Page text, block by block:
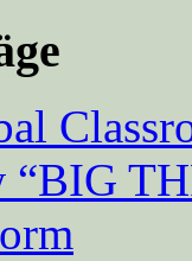
“BIG